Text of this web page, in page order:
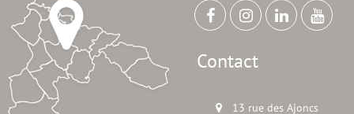
Contact
13 rue des Ajoncs